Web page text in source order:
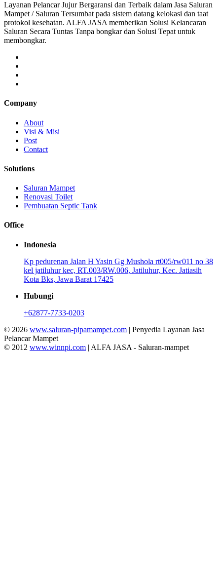
Layanan Pelancar Jujur Bergaransi dan Terbaik dalam Jasa Saluran
Mampet / Saluran Tersumbat pada sistem datang kelokasi dan taat
protokol kesehatan. ALFA JASA memberikan Solusi Kelancaran
Saluran Secara Tuntas Tanpa bongkar dan Solusi Tepat untuk
membongkar.
Company
About
Visi & Misi
Post
Contact
Solutions
Saluran Mampet
Renovasi Toilet
Pembuatan Septic Tank
Office
Indonesia
Kp pedurenan Jalan H Yasin Gg Mushola rt005/rw011 no 38
kel jatiluhur kec, RT.003/RW.006, Jatiluhur, Kec. Jatiasih
Kota Bks, Jawa Barat 17425
Hubungi
+62877-7733-0203
© 2026 www.saluran-pipamampet.com | Penyedia Layanan Jasa
Pelancar Mampet
© 2012 www.winnpi.com | ALFA JASA - Saluran-mampet